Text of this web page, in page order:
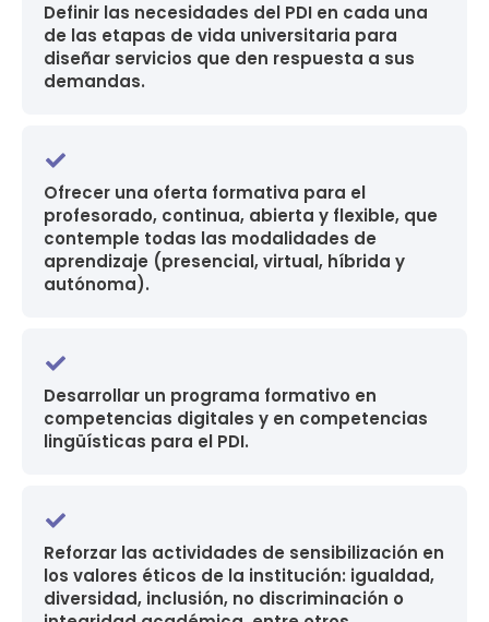
Definir las necesidades del PDI en cada una
de las etapas de vida universitaria para
diseñar servicios que den respuesta a sus
demandas.
Ofrecer una oferta formativa para el
profesorado, continua, abierta y flexible, que
contemple todas las modalidades de
aprendizaje (presencial, virtual, híbrida y
autónoma).
Desarrollar un programa formativo en
competencias digitales y en competencias
lingüísticas para el PDI.
Reforzar las actividades de sensibilización en
los valores éticos de la institución: igualdad,
diversidad, inclusión, no discriminación o